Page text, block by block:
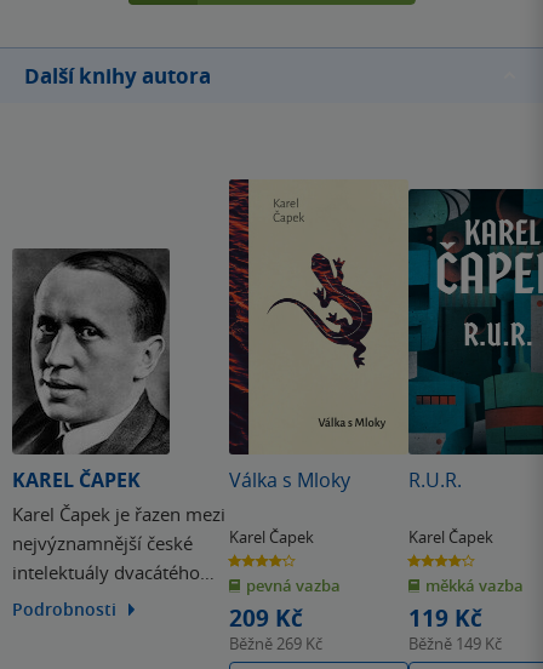
Další knihy autora
KAREL ČAPEK
Karel Čapek je řazen mezi
nejvýznamnější české
intelektuály dvacátého
století. Většinu života se
Podrobnosti
Válka s Mloky
Karel Čapek
4.2
z
5
hvězdiček
pevná vazba
209 Kč
Běžně269 Kč
R.U.R.
Karel Čapek
4.2
z
5
hvězdiček
měkká vazba
119 Kč
Běžně 149 Kč